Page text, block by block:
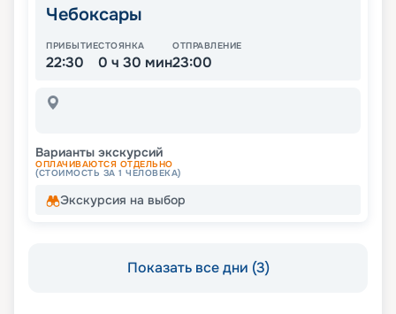
Чебоксары
ПРИБЫТИЕ
22:30
СТОЯНКА
0 ч 30 мин
ОТПРАВЛЕНИЕ
23:00
Варианты экскурсий
ОПЛАЧИВАЮТСЯ ОТДЕЛЬНО
(СТОИМОСТЬ ЗА 1 ЧЕЛОВЕКА)
Экскурсия на выбор
Показать все дни (3)